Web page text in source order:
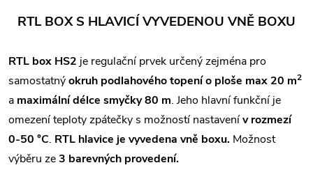
RTL BOX S HLAVICÍ VYVEDENOU VNĚ BOXU
RTL box HS2 je regulační prvek určený zejména pro
samostatnýokruh podlahového topení o ploše max 20 m2
a maximální délce smyčky 80 m. Jeho hlavní funkční je
omezení teploty zpátečky s možností nastavenív rozmezí
0-50 °C. RTL hlavice je vyvedena vně boxu. Možnost
výběru ze3 barevných provedení.